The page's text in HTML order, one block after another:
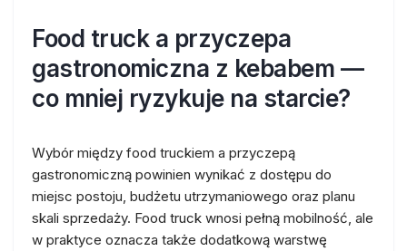
Food truck a przyczepa
gastronomiczna z kebabem —
co mniej ryzykuje na starcie?
Wybór między food truckiem a przyczepą
gastronomiczną powinien wynikać z dostępu do
miejsc postoju, budżetu utrzymaniowego oraz planu
skali sprzedaży. Food truck wnosi pełną mobilność, ale
w praktyce oznacza także dodatkową warstwę